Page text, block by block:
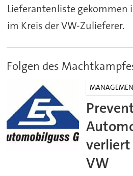
Lieferantenliste gekommen
im Kreis der VW-Zulieferer.
Folgen des
verliert
VW